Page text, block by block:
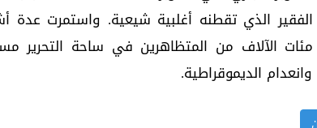
الفقير الذي تقطنه أغلبية شيعية. واستمرت عدة
مئات الآلاف من المتظاهرين في ساحة التحرير
وانعدام الديموقراطية.